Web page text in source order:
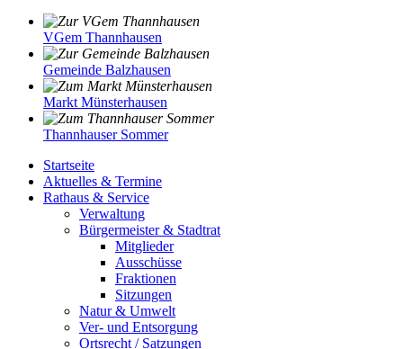
VGem Thannhausen
Gemeinde Balzhausen
Markt Münsterhausen
Thannhauser Sommer
Startseite
Aktuelles & Termine
Rathaus & Service
Verwaltung
Bürgermeister & Stadtrat
Mitglieder
Ausschüsse
Fraktionen
Sitzungen
Natur & Umwelt
Ver- und Entsorgung
Ortsrecht / Satzungen